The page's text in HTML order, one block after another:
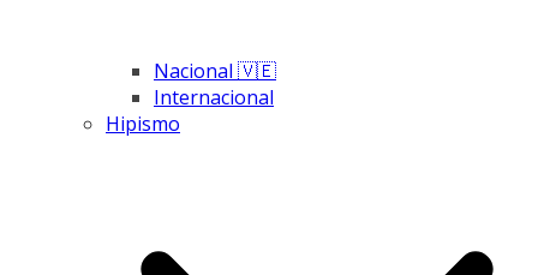
Nacional 🇻🇪
Internacional
Hipismo